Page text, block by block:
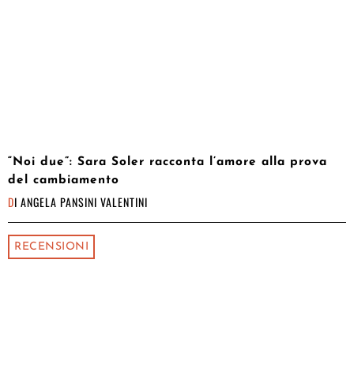
“Noi due”: Sara Soler racconta l’amore alla prova
del cambiamento
DI ANGELA PANSINI VALENTINI
RECENSIONI